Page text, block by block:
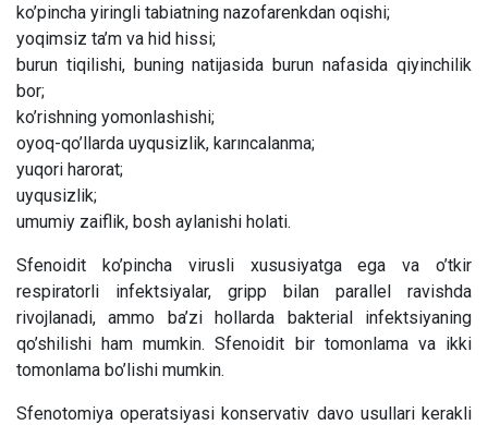
ko’pincha yiringli tabiatning nazofarenkdan oqishi;
yoqimsiz ta’m va hid hissi;
burun tiqilishi, buning natijasida burun nafasida qiyinchilik
bor;
ko’rishning yomonlashishi;
oyoq-qo’llarda uyqusizlik, karıncalanma;
yuqori harorat;
uyqusizlik;
umumiy zaiflik, bosh aylanishi holati.
Sfenoidit ko’pincha virusli xususiyatga ega va o’tkir
respiratorli infektsiyalar, gripp bilan parallel ravishda
rivojlanadi, ammo ba’zi hollarda bakterial infektsiyaning
qo’shilishi ham mumkin. Sfenoidit bir tomonlama va ikki
tomonlama bo’lishi mumkin.
Sfenotomiya operatsiyasi konservativ davo usullari kerakli